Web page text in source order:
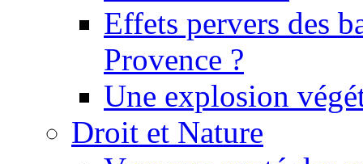
Effets pervers des
Provence ?
Une explosion
Droit et Nature